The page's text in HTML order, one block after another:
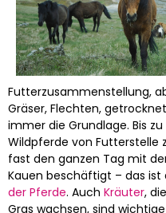
Futterzusammenstellung,
Gräser, Flechten,
immer die Grundlage. Bis zu
Wildpferde von Futterstelle
fast den ganzen Tag mit
Kauen beschäftigt – das ist
der Pferde. Auch Kräuter,
Gras wachsen, sind